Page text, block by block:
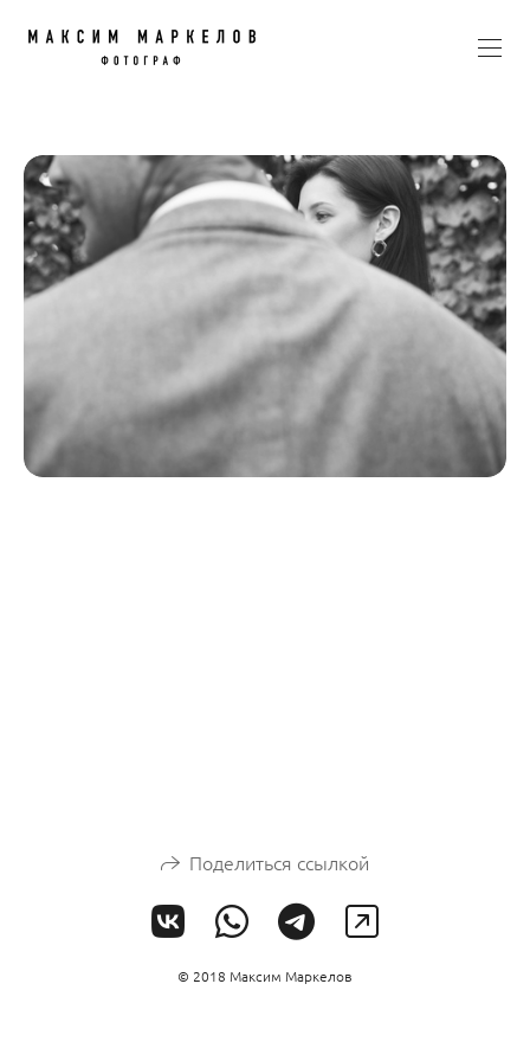
Поделиться ссылкой
© 2018 Максим Маркелов